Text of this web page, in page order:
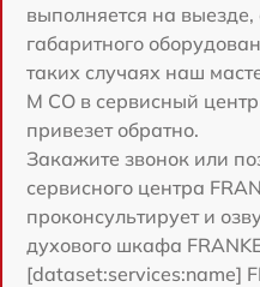
выполняется на выезде,
габаритного
таких случаях наш
M CO в сервисный
привезет обратно.
Закажите звонок или
сервисного центра
проконсультирует и
духового шкафа
[dataset:services:name]